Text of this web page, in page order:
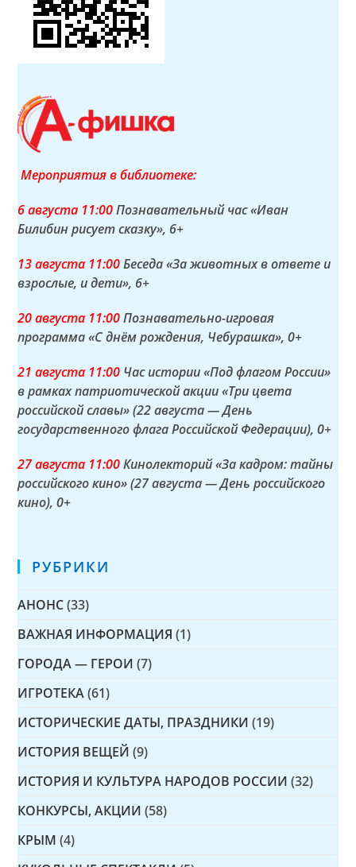
Мероприятия в библиотеке:
6 августа 11:00Познавательный час «Иван
Билибин рисует сказку», 6+
13 августа 11:00Беседа «За животных в ответе и
взрослые, и дети», 6+
20 августа 11:00Познавательно-игровая
программа «С днём рождения, Чебурашка», 0+
21 августа 11:00 Час истории «Под флагом России»
в рамках патриотической акции «Три цвета
российской славы» (22 августа — День
государственного флага Российской Федерации), 0+
27 августа 11:00Кинолекторий «За кадром: тайны
российского кино» (27 августа — День российского
кино), 0+
РУБРИКИ
АНОНС (33)
ВАЖНАЯ ИНФОРМАЦИЯ (1)
ГОРОДА — ГЕРОИ (7)
ИГРОТЕКА (61)
ИСТОРИЧЕСКИЕ ДАТЫ, ПРАЗДНИКИ (19)
ИСТОРИЯ ВЕЩЕЙ (9)
ИСТОРИЯ И КУЛЬТУРА НАРОДОВ РОССИИ (32)
КОНКУРСЫ, АКЦИИ (58)
КРЫМ (4)